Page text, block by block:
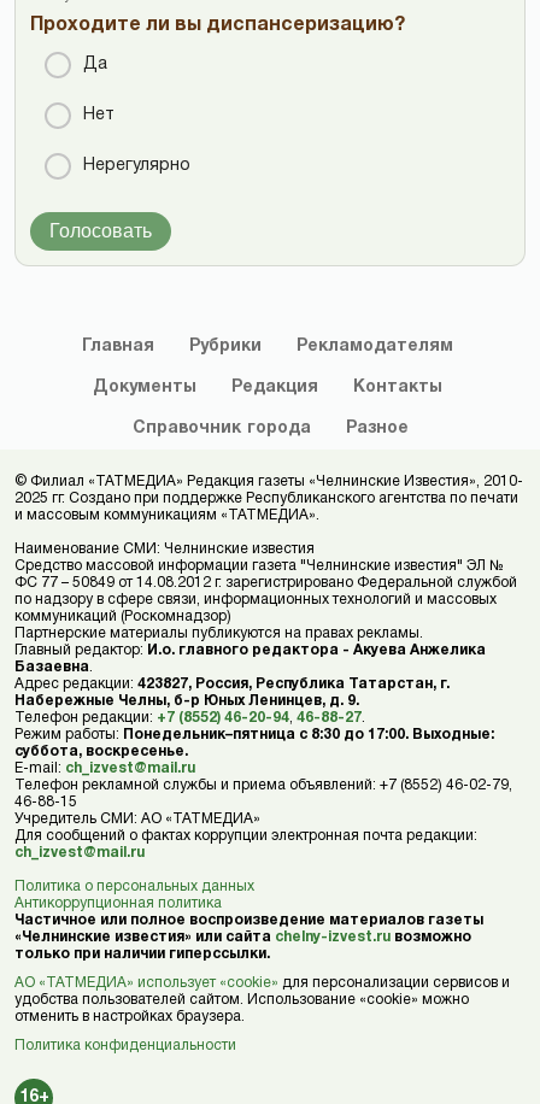
Проходите ли вы диспансеризацию?
Да
Нет
Нерегулярно
Голосовать
Главная Рубрики Рекламодателям
Документы Редакция Контакты
Справочник города Разное
© Филиал «ТАТМЕДИА» Редакция газеты «Челнинские Известия», 2010-
2025 гг. Создано при поддержке Республиканского агентства по печати
и массовым коммуникациям «ТАТМЕДИА».
Наименование СМИ: Челнинские известия
Средство массовой информации газета "Челнинские известия" ЭЛ №
ФС 77 – 50849 от 14.08.2012 г. зарегистрировано Федеральной службой
по надзору в сфере связи, информационных технологий и массовых
коммуникаций (Роскомнадзор)
Партнерские материалы публикуются на правах рекламы.
Главный редактор: И.о. главного редактора - Акуева Анжелика
Базаевна
Адрес редакции: 423827, Россия, Республика Татарстан, г.
Набережные Челны, б-р Юных Ленинцев, д. 9.
Телефон редакции: +7 (8552) 46-20-94 46-88-27
Режим работы: Понедельник–пятница с 8:30 до 17:00. Выходные:
суббота, воскресенье.
E-mail: ch_izvest@mail.ru
Телефон рекламной службы и приема объявлений: +7 (8552) 46-02-79,
46-88-15
Учредитель СМИ: АО «ТАТМЕДИА»
Для сообщений о фактах коррупции электронная почта редакции:
ch_izvest@mail.ru
Политика о персональных данных
Антикоррупционная политика
Частичное или полное воспроизведение материалов газеты
«Челнинские известия» или сайта chelny-izvest.ru возможно
только при наличии гиперссылки.
АО «ТАТМЕДИА» использует «cookie» для персонализации сервисов и
удобства пользователей сайтом. Использование «cookie» можно
отменить в настройках браузера.
Политика конфиденциальности
16+